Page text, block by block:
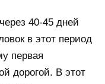
40-45 дней
в этот период
первая
дорогой. В этот